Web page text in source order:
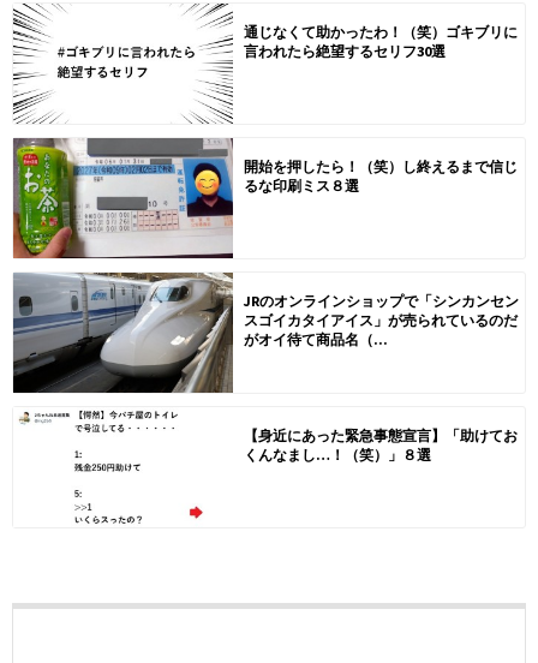
通じなくて助かったわ！（笑）ゴキブリに
言われたら絶望するセリフ30選
開始を押したら！（笑）し終えるまで信じ
るな印刷ミス８選
JRのオンラインショップで「シンカンセン
スゴイカタイアイス」が売られているのだ
がオイ待て商品名（...
【身近にあった緊急事態宣言】「助けてお
くんなまし…！（笑）」８選